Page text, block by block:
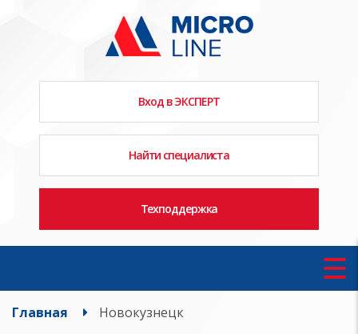
Вход в ЭКСПЕРТ
Найти специалиста
Техподдержка
Главная Новокузнецк